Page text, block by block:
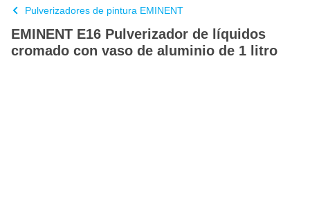
Pulverizadores de pintura EMINENT
EMINENT E16 Pulverizador de líquidos
cromado con vaso de aluminio de 1 litro